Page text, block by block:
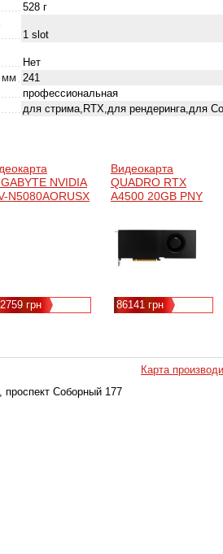
528 г
1 slot
Нет
мм 241
профессиональная
для стрима,RTX,для рендеринга,для
NVIDIA
N5080AORUSX
грн
Видеокарта
QUADRO RTX
A4500 20GB PNY
86141 грн
Карта
проспект Соборный 177